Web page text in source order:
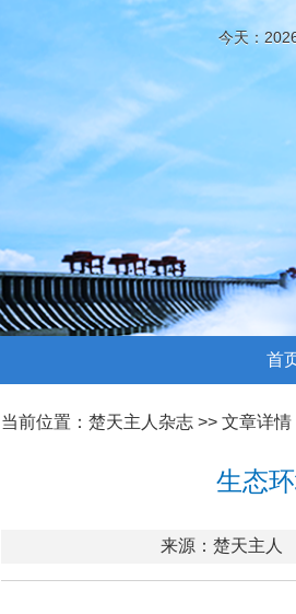
今天：
首
当前位置： 楚天主人杂志 >> 文章详情
生态
来源：楚天主人